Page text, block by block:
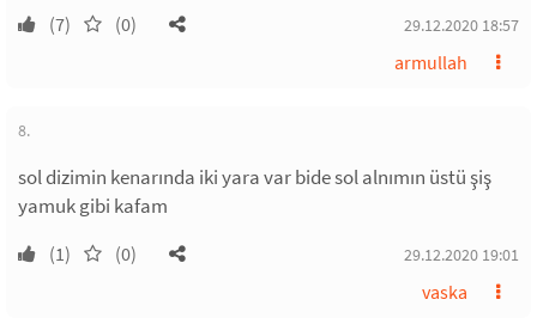
(7) (0) 29.12.2020 18:57
armullah
8.
sol dizimin kenarında iki yara var bide sol alnımın üstü şiş
yamuk gibi kafam
(1) (0) 29.12.2020 19:01
vaska